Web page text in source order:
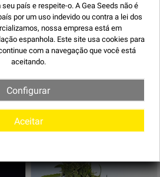
DOCE
NARCÓTICO
Candy
país e respeite-o. A Gea Seeds não é
por um uso indevido ou contra a lei dos
nossa empresa está em
espanhola. Este site usa cookies para
com a navegação que você está
aceitando.
Configurar
Aceitar